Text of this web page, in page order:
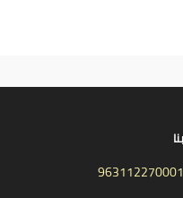
963112270001